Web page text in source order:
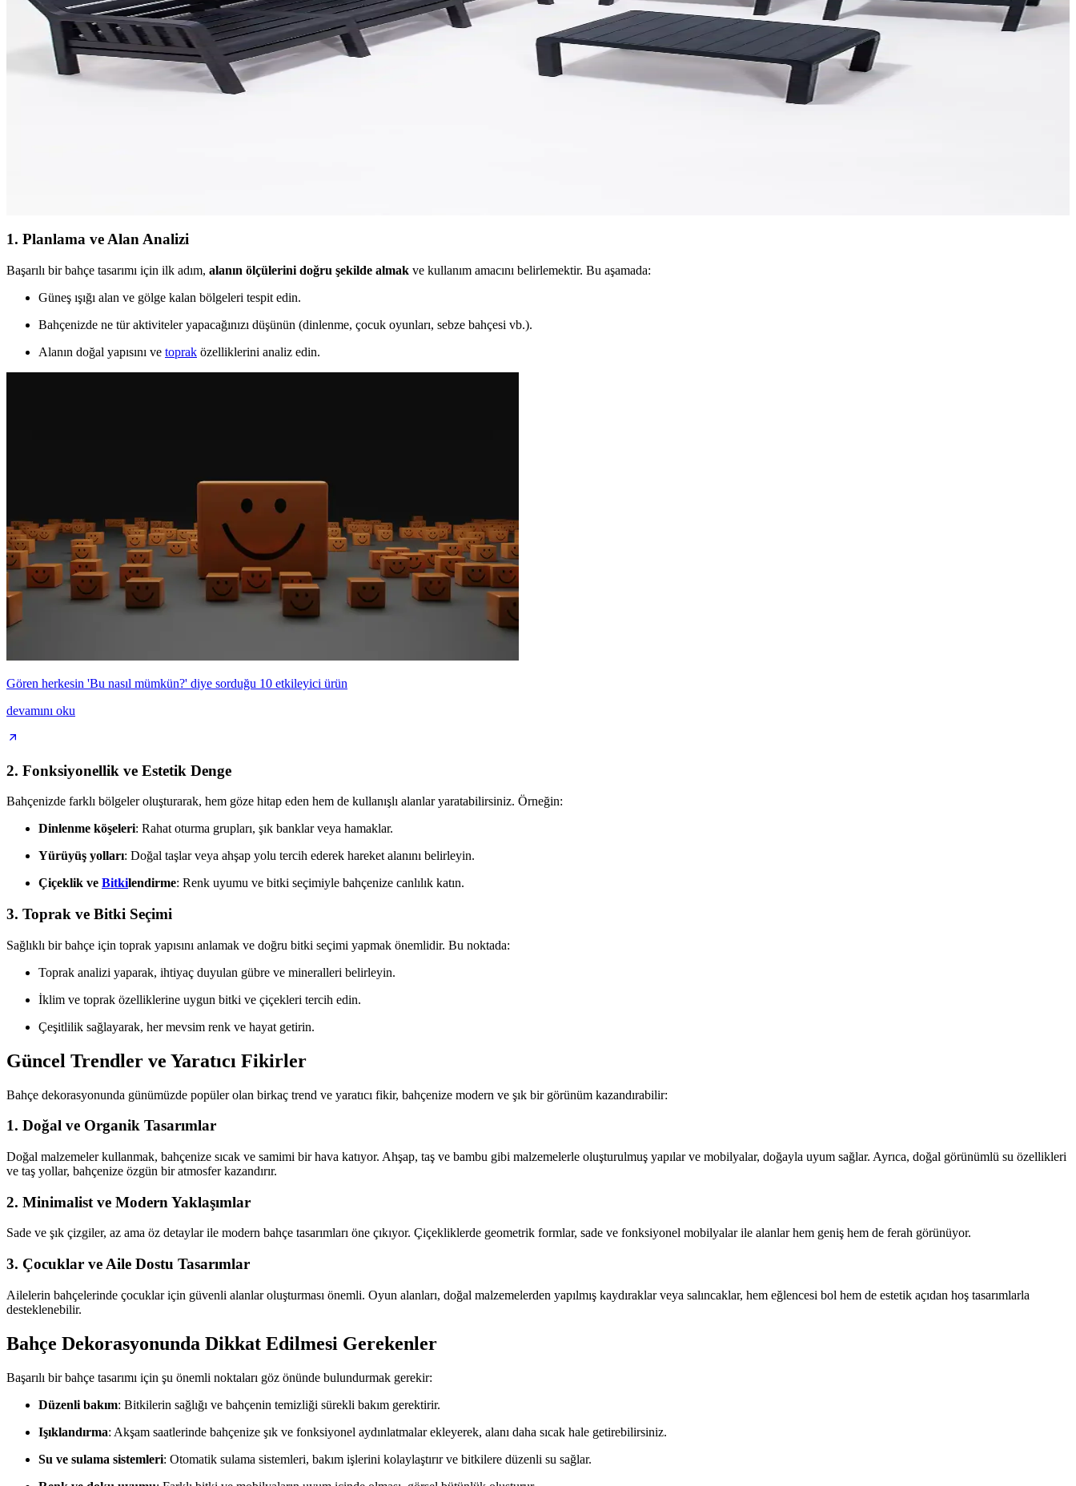
Mandella Elit Rattan 90x150 set, modern tasarımı ve dayanıklı malzemeleriyle iç ve dış mekanlara şıklık katıyor, uzun ömürlü ve kolay bakım sağlar.
Polham 2 Litre Yüksek Basınçlı Köpük Püskürtücü ile Profesyonel Temizlik Çözümleri
Polham 2 Litre yüksek basınçlı köpük püskürtücü, otomobil, bahçe ve ev temizliklerinde güçlü ve pratik çözüm sunar, dayanıklı malzemesiyle uzun ömür sağlar.
1. Planlama ve Alan Analizi
Başarılı bir bahçe tasarımı için ilk adım, alanın ölçülerini doğru şekilde almak ve kullanım amacını belirlemektir. Bu aşamada:
Güneş ışığı alan ve gölge kalan bölgeleri tespit edin.
Bahçenizde ne tür aktiviteler yapacağınızı düşünün (dinlenme, çocuk oyunları, sebze bahçesi vb.).
Alanın doğal yapısını ve toprak özelliklerini analiz edin.
Gören herkesin 'Bu nasıl mümkün?' diye sorduğu 10 etkileyici ürün
devamını oku
2. Fonksiyonellik ve Estetik Denge
Bahçenizde farklı bölgeler oluşturarak, hem göze hitap eden hem de kullanışlı alanlar yaratabilirsiniz. Örneğin:
Dinlenme köşeleri: Rahat oturma grupları, şık banklar veya hamaklar.
Yürüyüş yolları: Doğal taşlar veya ahşap yolu tercih ederek hareket alanını belirleyin.
Çiçeklik ve Bitkilendirme: Renk uyumu ve bitki seçimiyle bahçenize canlılık katın.
3. Toprak ve Bitki Seçimi
Sağlıklı bir bahçe için toprak yapısını anlamak ve doğru bitki seçimi yapmak önemlidir. Bu noktada:
Toprak analizi yaparak, ihtiyaç duyulan gübre ve mineralleri belirleyin.
İklim ve toprak özelliklerine uygun bitki ve çiçekleri tercih edin.
Çeşitlilik sağlayarak, her mevsim renk ve hayat getirin.
Güncel Trendler ve Yaratıcı Fikirler
Bahçe dekorasyonunda günümüzde popüler olan birkaç trend ve yaratıcı fikir, bahçenize modern ve şık bir görünüm kazandırabilir:
1. Doğal ve Organik Tasarımlar
Doğal malzemeler kullanmak, bahçenize sıcak ve samimi bir hava katıyor. Ahşap, taş ve bambu gibi malzemelerle oluşturulmuş yapılar ve mobilyalar, doğayla uyum sağlar. Ayrıca, doğal görünümlü su özellikleri
ve taş yollar, bahçenize özgün bir atmosfer kazandırır.
2. Minimalist ve Modern Yaklaşımlar
Sade ve şık çizgiler, az ama öz detaylar ile modern bahçe tasarımları öne çıkıyor. Çiçekliklerde geometrik formlar, sade ve fonksiyonel mobilyalar ile alanlar hem geniş hem de ferah görünüyor.
3. Çocuklar ve Aile Dostu Tasarımlar
Ailelerin bahçelerinde çocuklar için güvenli alanlar oluşturması önemli. Oyun alanları, doğal malzemelerden yapılmış kaydıraklar veya salıncaklar, hem eğlencesi bol hem de estetik açıdan hoş tasarımlarla
desteklenebilir.
Bahçe Dekorasyonunda Dikkat Edilmesi Gerekenler
Başarılı bir bahçe tasarımı için şu önemli noktaları göz önünde bulundurmak gerekir:
Düzenli bakım: Bitkilerin sağlığı ve bahçenin temizliği sürekli bakım gerektirir.
Işıklandırma: Akşam saatlerinde bahçenize şık ve fonksiyonel aydınlatmalar ekleyerek, alanı daha sıcak hale getirebilirsiniz.
Su ve sulama sistemleri: Otomatik sulama sistemleri, bakım işlerini kolaylaştırır ve bitkilere düzenli su sağlar.